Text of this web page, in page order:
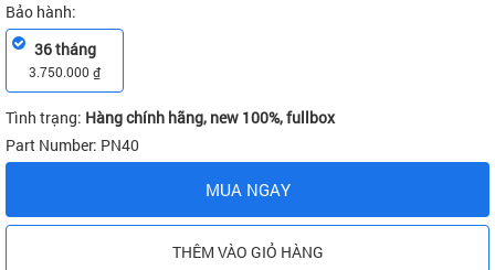
Bảo hành:
36 tháng
3.750.000 ₫
Tình trạng: Hàng chính hãng, new 100%, fullbox
Part Number: PN40
MUA NGAY
THÊM VÀO GIỎ HÀNG